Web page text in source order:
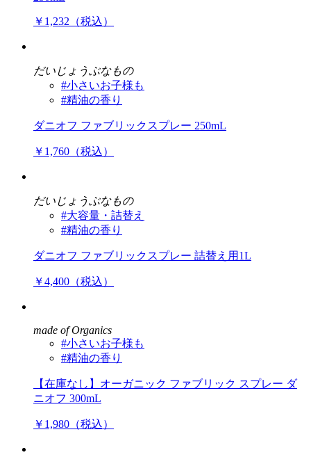
￥1,232（税込）
だいじょうぶなもの
#小さいお子様も
#精油の香り
ダニオフ ファブリックスプレー 250mL
￥1,760（税込）
だいじょうぶなもの
#大容量・詰替え
#精油の香り
ダニオフ ファブリックスプレー 詰替え用1L
￥4,400（税込）
made of Organics
#小さいお子様も
#精油の香り
【在庫なし】オーガニック ファブリック スプレー ダ
ニオフ 300mL
￥1,980（税込）